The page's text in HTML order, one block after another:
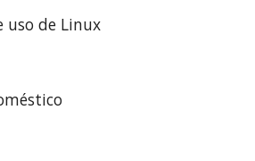
uso de Linux